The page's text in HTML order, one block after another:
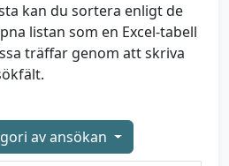
kan du sortera enligt de
listan som en Excel-tabell
träffar genom att skriva
av ansökan